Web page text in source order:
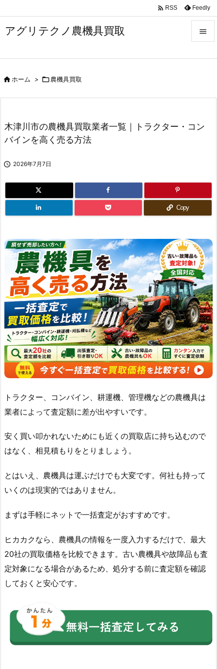
アグリテクノ農機具買取 


 RSS Feedly
ホーム > 農機具買取
木津川市の農機具買取業者一覧｜トラクター・コン
バインを高く売る方法
 2026年7月7日
Copy
トラクター、コンバイン、耕運機、管理機などの農機具は
業者によって査定額に差が出やすいです。
安く買い叩かれないためにも近くの買取店に持ち込むので
はなく、相見積もりをとりましょう。
とはいえ、農機具は運ぶだけでも大変です。何社も持って
いくのは現実的ではありません。
まずは手軽にネットで一括査定がおすすめです。
ヒカカクなら、農機具の情報を一度入力するだけで、最大
20社の買取価格を比較できます。古い農機具や故障品も査
定対象になる場合があるため、処分する前に査定額を確認
しておくと安心です。